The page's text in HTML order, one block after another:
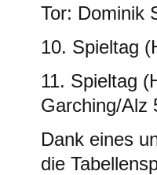
Tor: Dominik
10. Spieltag
11. Spieltag
Garching/Alz
Dank eines
die